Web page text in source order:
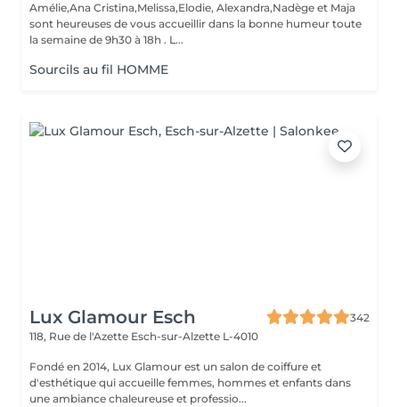
Amélie,Ana Cristina,Melissa,Elodie, Alexandra,Nadège et Maja
sont heureuses de vous accueillir dans la bonne humeur toute
la semaine de 9h30 à 18h . L...
Sourcils au fil HOMME
Lux Glamour Esch
342
118, Rue de l'Azette Esch-sur-Alzette L-4010
Fondé en 2014, Lux Glamour est un salon de coiffure et
d'esthétique qui accueille femmes, hommes et enfants dans
une ambiance chaleureuse et professio...